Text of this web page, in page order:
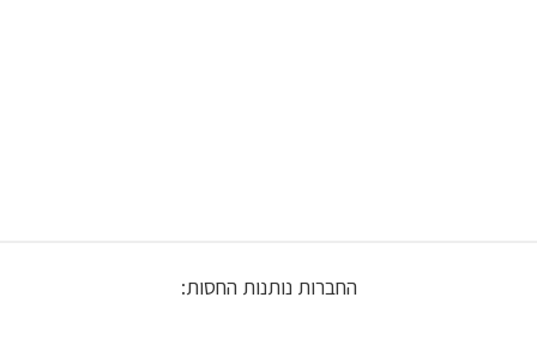
החברות נותנות החסות: